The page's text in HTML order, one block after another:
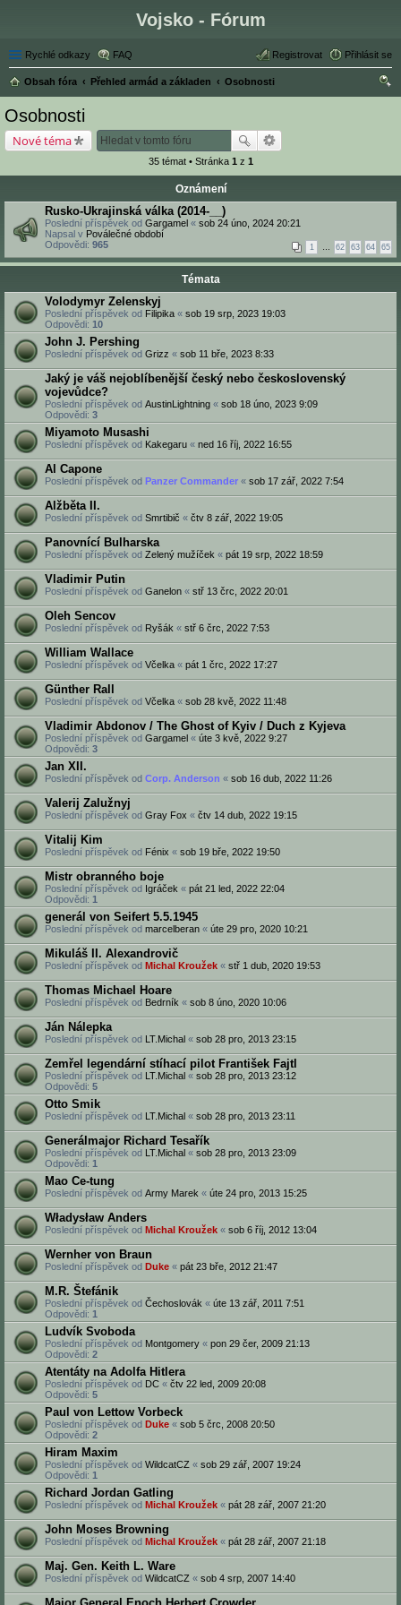
Vojsko - Fórum
Rychlé odkazy FAQ Přihlásit se
Registrovat
Obsah fóra Přehled armád a základen
Osobnosti
Osobnosti
Nové téma
35 témat • Stránka 1 z 1
Oznámení
Rusko-Ukrajinská válka (2014-__)
Poslední příspěvek od Gargamel « sob 24 úno, 2024 20:21
Napsal v Poválečné období
Odpovědi: 965 1 … 62 63 64 65
Témata
Volodymyr Zelenskyj
Poslední příspěvek od Filipika « sob 19 srp, 2023 19:03
Odpovědi: 10
John J. Pershing
Poslední příspěvek od Grizz « sob 11 bře, 2023 8:33
Jaký je váš nejoblíbenější český nebo československý
vojevůdce?
Poslední příspěvek od AustinLightning « sob 18 úno, 2023 9:09
Odpovědi: 3
Miyamoto Musashi
Poslední příspěvek od Kakegaru « ned 16 říj, 2022 16:55
Al Capone
Poslední příspěvek od Panzer Commander « sob 17 zář, 2022 7:54
Alžběta II.
Poslední příspěvek od Smrtibič « čtv 8 zář, 2022 19:05
Panovnící Bulharska
Poslední příspěvek od Zelený mužíček « pát 19 srp, 2022 18:59
Vladimir Putin
Poslední příspěvek od Ganelon « stř 13 črc, 2022 20:01
Oleh Sencov
Poslední příspěvek od Ryšák « stř 6 črc, 2022 7:53
William Wallace
Poslední příspěvek od Včelka « pát 1 črc, 2022 17:27
Günther Rall
Poslední příspěvek od Včelka « sob 28 kvě, 2022 11:48
Vladimir Abdonov / The Ghost of Kyiv / Duch z Kyjeva
Poslední příspěvek od Gargamel « úte 3 kvě, 2022 9:27
Odpovědi: 3
Jan XII.
Poslední příspěvek od Corp. Anderson « sob 16 dub, 2022 11:26
Valerij Zalužnyj
Poslední příspěvek od Gray Fox « čtv 14 dub, 2022 19:15
Vitalij Kim
Poslední příspěvek od Fénix « sob 19 bře, 2022 19:50
Mistr obranného boje
Poslední příspěvek od Igráček « pát 21 led, 2022 22:04
Odpovědi: 1
generál von Seifert 5.5.1945
Poslední příspěvek od marcelberan « úte 29 pro, 2020 10:21
Mikuláš II. Alexandrovič
Poslední příspěvek od Michal Kroužek « stř 1 dub, 2020 19:53
Thomas Michael Hoare
Poslední příspěvek od Bedrník « sob 8 úno, 2020 10:06
Ján Nálepka
Poslední příspěvek od LT.Michal « sob 28 pro, 2013 23:15
Zemřel legendární stíhací pilot František Fajtl
Poslední příspěvek od LT.Michal « sob 28 pro, 2013 23:12
Odpovědi: 5
Otto Smik
Poslední příspěvek od LT.Michal « sob 28 pro, 2013 23:11
Generálmajor Richard Tesařík
Poslední příspěvek od LT.Michal « sob 28 pro, 2013 23:09
Odpovědi: 1
Mao Ce-tung
Poslední příspěvek od Army Marek « úte 24 pro, 2013 15:25
Władysław Anders
Poslední příspěvek od Michal Kroužek « sob 6 říj, 2012 13:04
Wernher von Braun
Poslední příspěvek od Duke « pát 23 bře, 2012 21:47
M.R. Štefánik
Poslední příspěvek od Čechoslovák « úte 13 zář, 2011 7:51
Odpovědi: 1
Ludvík Svoboda
Poslední příspěvek od Montgomery « pon 29 čer, 2009 21:13
Odpovědi: 2
Atentáty na Adolfa Hitlera
Poslední příspěvek od DC « čtv 22 led, 2009 20:08
Odpovědi: 5
Paul von Lettow Vorbeck
Poslední příspěvek od Duke « sob 5 črc, 2008 20:50
Odpovědi: 2
Hiram Maxim
Poslední příspěvek od WildcatCZ « sob 29 zář, 2007 19:24
Odpovědi: 1
Richard Jordan Gatling
Poslední příspěvek od Michal Kroužek « pát 28 zář, 2007 21:20
John Moses Browning
Poslední příspěvek od Michal Kroužek « pát 28 zář, 2007 21:18
Maj. Gen. Keith L. Ware
Poslední příspěvek od WildcatCZ « sob 4 srp, 2007 14:40